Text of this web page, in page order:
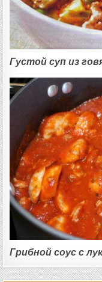
Густой суп из
Грибной соус с